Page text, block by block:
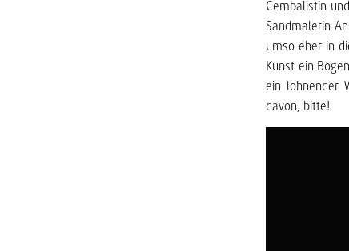
Cembalistin
Sandmalerin
umso eher in
Kunst ein
ein lohnender
davon, bitte!